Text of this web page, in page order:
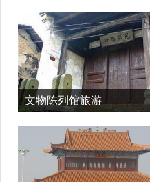
文物陈列馆旅游